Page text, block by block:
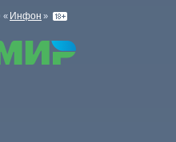
« Инфон »